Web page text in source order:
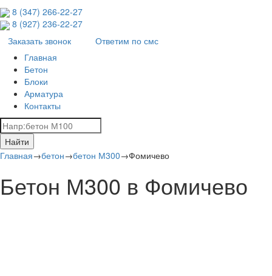
8 (347) 266‑22‑27
8 (927) 236‑22‑27
Заказать звонок
Ответим по смс
Главная
Бетон
Блоки
Арматура
Контакты
Найти
Главная→бетон→бетон М300→Фомичево
Бетон М300 в Фомичево